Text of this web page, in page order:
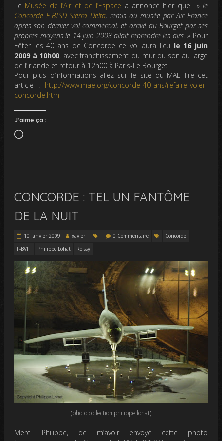
Le Musée de l’Air et de l’Espace a annoncé hier que » le
Concorde F-BTSD Sierra Delta, remis au musée par Air France
après son dernier vol commercial, et arrivé au Bourget par ses
propres moyens le 14 juin 2003 allait reprendre les airs. » Pour
Fêter les 40 ans de Concorde ce vol aura lieu le 16 juin
2009 à 10h00, avec franchissement du mur du son au large
de l’Irlande et retour à 12h00 à Paris-Le Bourget.
Pour plus d’informations allez sur le site du MAE lire cet
article : http://www.mae.org/concorde-40-ans/refaire-voler-
concorde.html
J’aime ça :
Chargement…
CONCORDE : TEL UN FANTÔME
DE LA NUIT
10 janvier 2009 xavier 0 Commentaire
Concorde
F-BVFF
Philippe Lohat Roissy
(photo collection philippe lohat)
Merci Philippe, de m’avoir envoyé cette photo